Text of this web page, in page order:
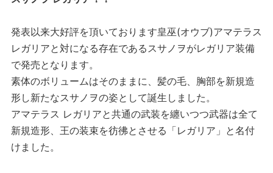
発表以来大好評を頂いております皇巫(オウブ)アマテラス
レガリアと対になる存在であるスサノヲがレガリア装備
で発売となります。
素体のボリュームはそのままに、髪の毛、胸部を新規造
形し新たなスサノヲの姿として誕生しました。
アマテラス レガリアと共通の武装を纏いつつ武器は全て
新規造形、王の装束を彷彿とさせる「レガリア」と名付
けました。